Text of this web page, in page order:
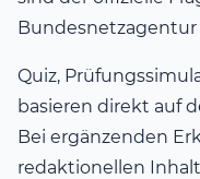
Quiz,
basieren direkt auf
Bei ergänzenden
redaktionellen